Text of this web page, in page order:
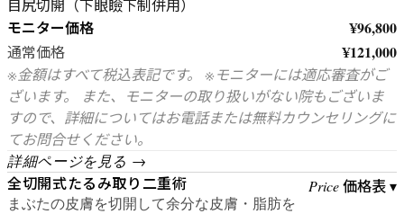
目尻切開（下眼瞼下制併用）
モニター価格 ¥96,800
通常価格 ¥121,000
※金額はすべて税込表記です。 ※モニターには適応審査がご
ざいます。 また、モニターの取り扱いがない院もございま
すので、詳細についてはお電話または無料カウンセリングに
てお問合せください。
詳細ページを見る →
全切開式たるみ取り二重術
まぶたの皮膚を切開して余分な皮膚・脂肪を
Price価格表 ▾